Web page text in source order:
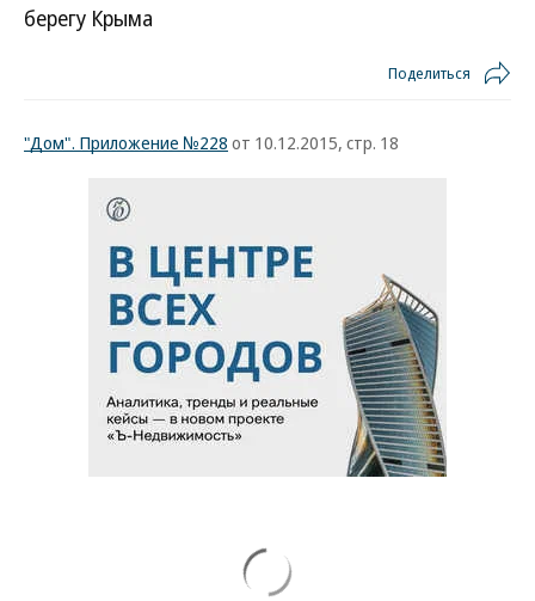
берегу Крыма
Поделиться
"Дом". Приложение №228 от 10.12.2015, стр. 18